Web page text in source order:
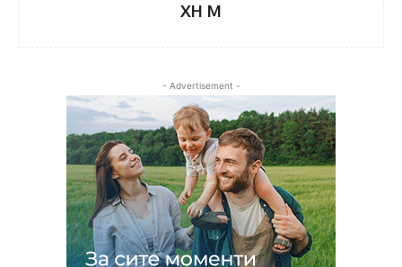
XH M
- Advertisement -